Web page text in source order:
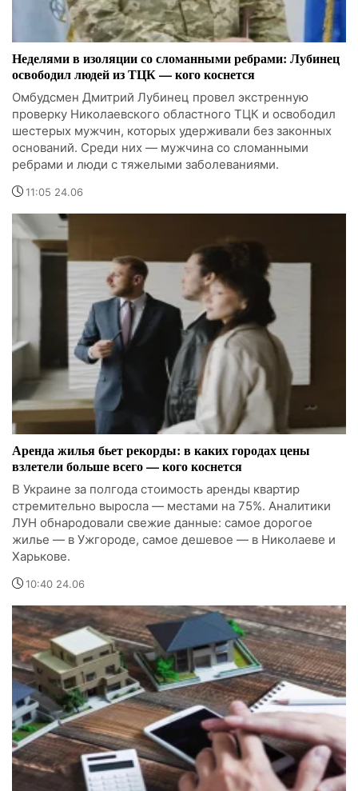
Неделями в изоляции со сломанными ребрами: Лубинец
освободил людей из ТЦК — кого коснется
Омбудсмен Дмитрий Лубинец провел экстренную
проверку Николаевского областного ТЦК и освободил
шестерых мужчин, которых удерживали без законных
оснований. Среди них — мужчина со сломанными
ребрами и люди с тяжелыми заболеваниями.
11:05 24.06
Аренда жилья бьет рекорды: в каких городах цены
взлетели больше всего — кого коснется
В Украине за полгода стоимость аренды квартир
стремительно выросла — местами на 75%. Аналитики
ЛУН обнародовали свежие данные: самое дорогое
жилье — в Ужгороде, самое дешевое — в Николаеве и
Харькове.
10:40 24.06